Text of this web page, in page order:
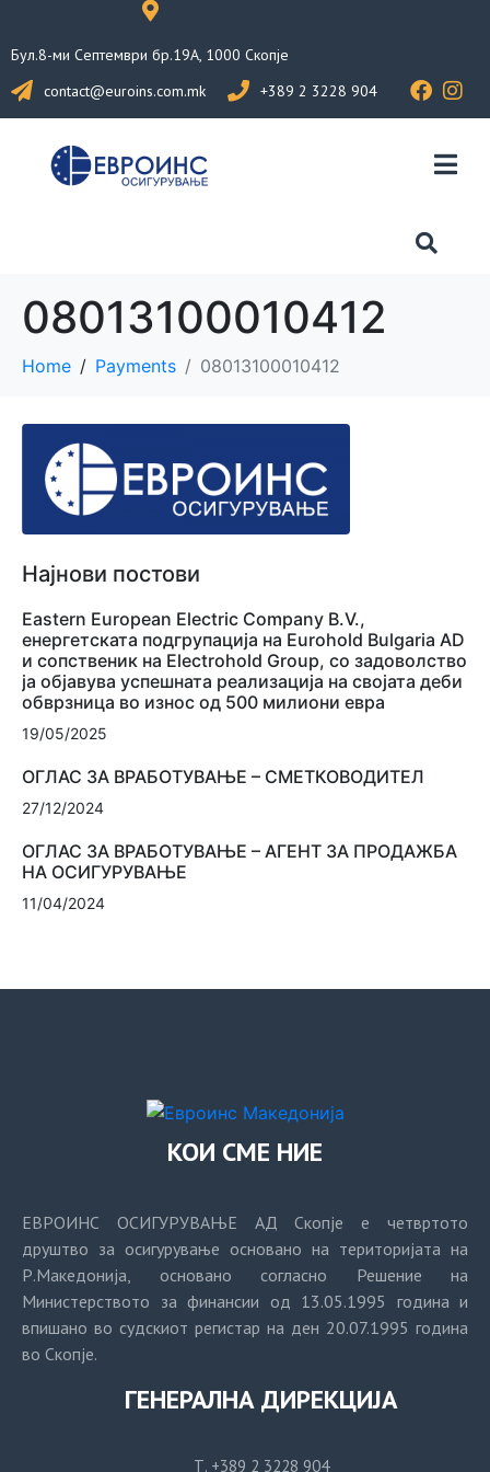
Бул.8-ми Септември бр.19А, 1000 Скопје
contact@euroins.com.mk
+389 2 3228 904
08013100010412
Home Payments 08013100010412
Најнови постови
Eastern European Electric Company B.V.,
енергетската подгрупација на Eurohold Bulgaria AD
и сопственик на Electrohold Group, со задоволство
ја објавува успешната реализација на својата деби
обврзница во износ од 500 милиони евра
19/05/2025
ОГЛАС ЗА ВРАБОТУВАЊЕ – СМЕТКОВОДИТЕЛ
27/12/2024
ОГЛАС ЗА ВРАБОТУВАЊЕ – АГЕНТ ЗА ПРОДАЖБА
НА ОСИГУРУВАЊЕ
11/04/2024
КОИ СМЕ НИЕ
ЕВРОИНС ОСИГУРУВАЊЕ АД Скопје е четвртото
друштво за осигурување основано на територијата на
Р.Македонија, основано согласно Решение на
Министерството за финансии од 13.05.1995 година и
впишано во судскиот регистар на ден 20.07.1995 година
во Скопје.
ГЕНЕРАЛНА ДИРЕКЦИЈА
Т. +389 2 3228 904